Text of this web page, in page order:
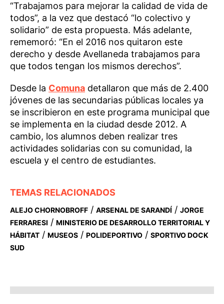
“Trabajamos para mejorar la calidad de vida de
todos”, a la vez que destacó “lo colectivo y
solidario” de esta propuesta. Más adelante,
rememoró: “En el 2016 nos quitaron este
derecho y desde Avellaneda trabajamos para
que todos tengan los mismos derechos”.
Desde la Comuna detallaron que más de 2.400
jóvenes de las secundarias públicas locales ya
se inscribieron en este programa municipal que
se implementa en la ciudad desde 2012. A
cambio, los alumnos deben realizar tres
actividades solidarias con su comunidad, la
escuela y el centro de estudiantes.
TEMAS RELACIONADOS
ALEJO CHORNOBROFF / ARSENAL DE SARANDÍ / JORGE
FERRARESI / MINISTERIO DE DESARROLLO TERRITORIAL Y
HÁBITAT / MUSEOS / POLIDEPORTIVO / SPORTIVO DOCK
SUD